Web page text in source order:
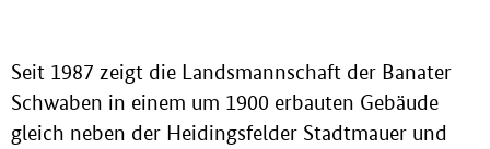
Seit 1987 zeigt die Landsmannschaft der Banater
Schwaben in einem um 1900 erbauten Gebäude
gleich neben der Heidingsfelder Stadtmauer und